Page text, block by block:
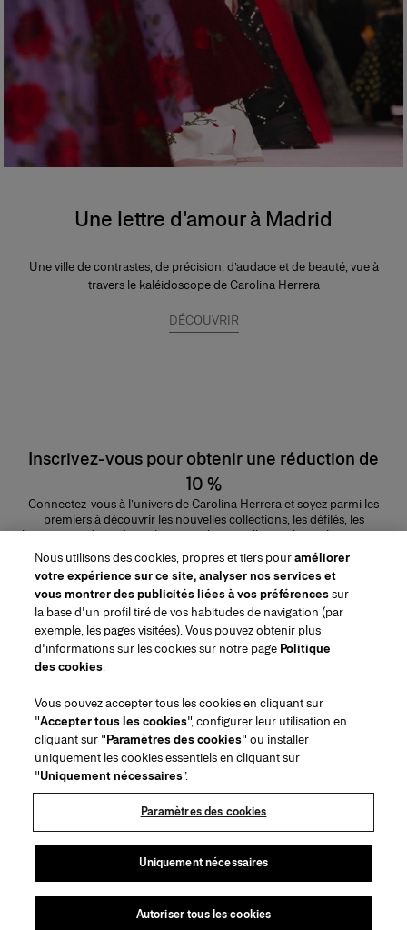
Une lettre d’amour à Madrid
Une ville de contrastes, de précision, d’audace et de beauté, vue à
travers le kaléidoscope de Carolina Herrera
DÉCOUVRIR
Inscrivez-vous pour obtenir une réduction de
10 %
Connectez-vous à l’univers de Carolina Herrera et soyez parmi les
premiers à découvrir les nouvelles collections, les défilés, les
lancements de parfums, les conseils maquillage et bien plus encore.
Adresse e-mail
Service à la clientèle
Trouver une boutique
Contactez-nous
Livraisons et Retours Beauté
Retourner ma commande
FAQs
Service d'emballage cadeau
(s'ouvre dans un nouvel onglet)
À propos de nous
House of Herrera
Emplois
(s'ouvre dans un nouvel onglet)
chcarolinaherrera.com
(s'ouvre dans un nouvel onglet)
Mentions légales et cookies
Conditions générales
Conditions Générales de Vente Beauté
Conditions Générales de Vente Mode
Déclaration d'accessibilité
VTO Data Processing Notice
Politique de confidentialité
Politique en matière de cookies
Sitemap
Droits d'auteur 2026 Carolina Herrera
Nous utilisons des cookies, propres et tiers pouraméliorer
votre expérience sur ce site, analyser nos services et
vous montrer des publicités liées à vos préférencessur
la base d'un profil tiré de vos habitudes de navigation (par
exemple, les pages visitées). Vous pouvez obtenir plus
d'informations sur les cookies sur notre page Politique
des cookies.
Vous pouvez accepter tous les cookies en cliquant sur
"Accepter tous les cookies", configurer leur utilisation en
cliquant sur "Paramètres des cookies" ou installer
uniquement les cookies essentiels en cliquant sur
"Uniquement nécessaires”.
Paramètres des cookies
Uniquement nécessaires
Autoriser tous les cookies